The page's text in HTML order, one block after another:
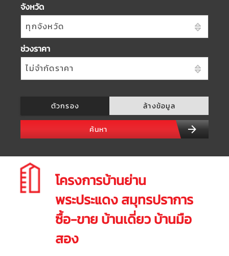
จังหวัด
ทุกจังหวัด
ช่วงราคา
ไม่จำกัดราคา
ตัวกรอง ล้างข้อมูล
ค้นหา
โครงการบ้านย่าน
พระประแดง สมุทรปราการ
ซื้อ-ขาย บ้านเดี่ยว บ้านมือ
สอง